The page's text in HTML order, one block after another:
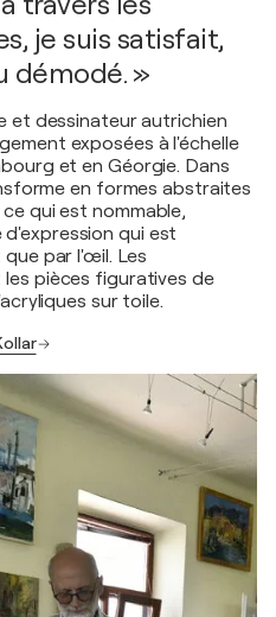
je suis satisfait,
démodé. »
et dessinateur autrichien
exposées à l'échelle
et en Géorgie. Dans
en formes abstraites
qui est nommable,
qui est
par l'œil. Les
pièces figuratives de
sur toile.